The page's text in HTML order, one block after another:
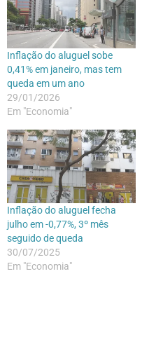
Inflação do aluguel sobe
0,41% em janeiro, mas tem
queda em um ano
29/01/2026
Em "Economia"
Inflação do aluguel fecha
julho em -0,77%, 3º mês
seguido de queda
30/07/2025
Em "Economia"